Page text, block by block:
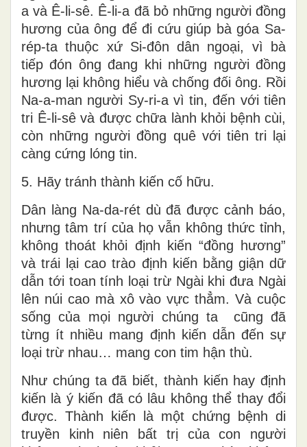
a và Ê-li-sê. Ê-li-a đã bỏ những người đồng
hương của ông để đi cứu giúp bà góa Sa-
rép-ta thuộc xứ Si-đôn dân ngoại, vì bà
tiếp đón ông đang khi những người đồng
hương lại không hiểu và chống đối ông. Rồi
Na-a-man người Sy-ri-a vì tin, đến với tiên
tri Ê-li-sê và được chữa lành khỏi bệnh cùi,
còn những người đồng quê với tiên tri lại
càng cứng lóng tin.
5. Hãy tránh thành kiến cố hữu.
Dân làng Na-da-rét dù đã được cảnh báo,
nhưng tâm trí của họ vẫn không thức tỉnh,
không thoát khỏi định kiến “đồng hương”
và trái lại cao trào định kiến bằng giận dữ
dẫn tới toan tính loại trừ Ngài khi đưa Ngài
lên núi cao mà xô vào vực thẳm. Và cuộc
sống của mọi người chúng ta cũng đã
từng ít nhiều mang định kiến dẫn đến sự
loại trừ nhau… mang con tim hận thù.
Như chúng ta đã biết, thành kiến hay định
kiến là ý kiến đã có lâu không thể thay đổi
được. Thành kiến là một chứng bệnh di
truyền kinh niên bất trị của con người